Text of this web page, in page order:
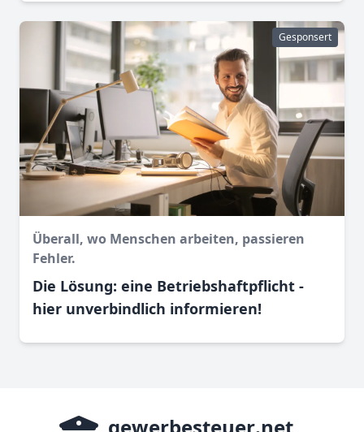
Gesponsert
Überall, wo Menschen arbeiten, passieren
Fehler.
Die Lösung: eine Betriebshaftpflicht -
hier unverbindlich informieren!
gewerbesteuer.net